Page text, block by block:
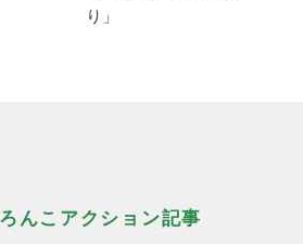
り」
んこアクション記事